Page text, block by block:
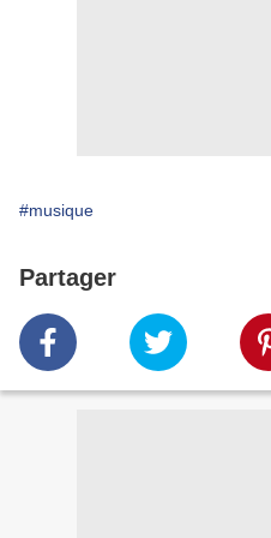
#musique
Partager